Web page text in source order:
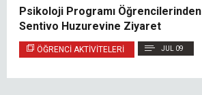
Psikoloji Programı Öğrencilerinden
Sentivo Huzurevine Ziyaret
ÖĞRENCI AKTIVITELERI JUL 09